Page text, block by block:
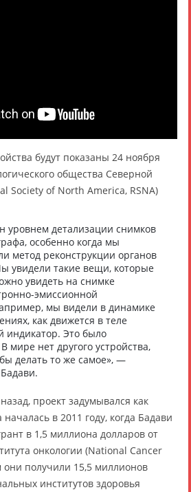
будут показаны 24 ноября
общества Северной
Society of North America, RSNA)
уровнем детализации снимков
особенно когда мы
метод реконструкции органов
увидели такие вещи, которые
увидеть на снимке
эмиссионной
мы видели в динамике
как движется в теле
индикатор. Это было
мире нет другого устройства,
делать то же самое», —
проект задумывался как
началась в 2011 году, когда Бадави
в 1,5 миллиона долларов от
онкологии (National Cancer
получили 15,5 миллионов
институтов здоровья